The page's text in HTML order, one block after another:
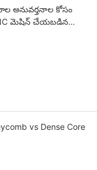
అనువర్తనాల కోసం
మెషిన్ చేయబడిన
vs Dense Core